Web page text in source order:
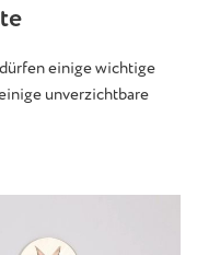
einige wichtige
unverzichtbare